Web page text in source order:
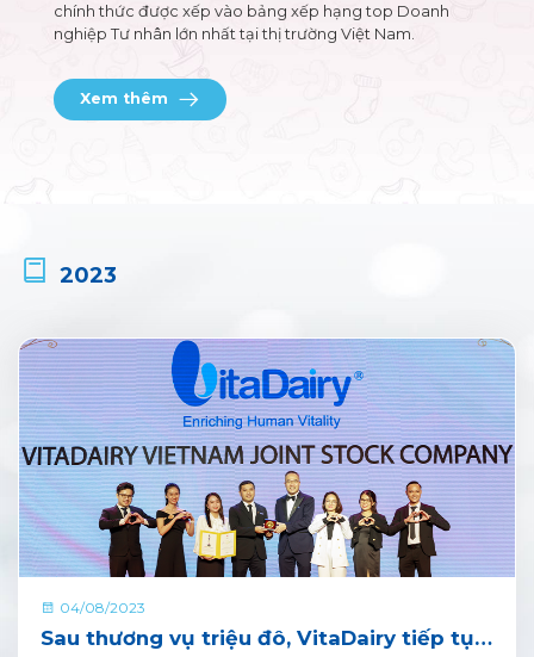
chính thức được xếp vào bảng xếp hạng top Doanh
nghiệp Tư nhân lớn nhất tại thị trường Việt Nam.
Xem thêm
2023
04/08/2023
Sau thương vụ triệu đô, VitaDairy tiếp tục